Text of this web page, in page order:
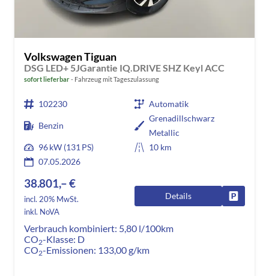
Volkswagen Tiguan
DSG LED+ 5JGarantie IQ.DRIVE SHZ Keyl ACC
sofort lieferbar Fahrzeug mit Tageszulassung
102230 Automatik
Benzin
Grenadillschwarz
Metallic
96 kW (131 PS)
10 km
07.05.2026
38.801,– €
incl. 20% MwSt.
inkl. NoVA
Details
Verbrauch kombiniert: 5,80 l/100km
CO2-Klasse: D
CO2-Emissionen: 133,00 g/km